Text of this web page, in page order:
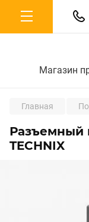
Магазин
Главная
Разъемный
TECHNIX